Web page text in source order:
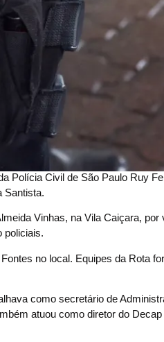
Polícia Civil de São Paulo Ruy
Santista.
Vinhas, na Vila Caiçara,
policiais.
no local. Equipes da Rota
como secretário de
atuou como diretor do